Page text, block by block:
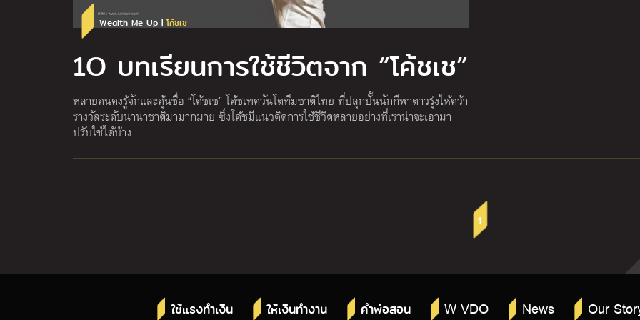
Wealth Me Up | โค้ชเช
1O บทเรียนการใช้ชีวิตจาก “โค้ชเช”
หลายคนคงรู้จักและคุ้นชื่อ “โค้ชเช” โค้ชเทควันโดทีมชาติไทย ที่ปลุกปั้นนักกีฬาดาวรุ่งให้คว้า
รางวัลระดับนานาชาติมามากมาย ซึ่งโค้ชมีแนวคิดการใช้ชีวิตหลายอย่างที่เราน่าจะเอามา
ปรับใช้ได้บ้าง
1
ใช้แรงทำเงิน ให้เงินทำงาน คำพ่อสอน W VDO News Our